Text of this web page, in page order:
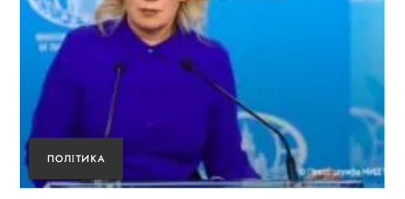
ПОЛІТИКА